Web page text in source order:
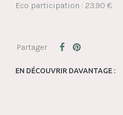
Eco participation : 23.90 €
EN DÉCOUVRIR DAVANTAGE :